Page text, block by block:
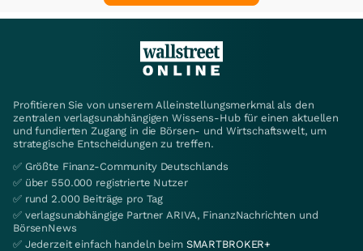
Profitieren Sie von unserem Alleinstellungsmerkmal als den
zentralen verlagsunabhängigen Wissens-Hub für einen aktuellen
und fundierten Zugang in die Börsen- und Wirtschaftswelt, um
strategische Entscheidungen zu treffen.
✅ Größte Finanz-Community Deutschlands
✅ über 550.000 registrierte Nutzer
✅ rund 2.000 Beiträge pro Tag
✅ verlagsunabhängige Partner ARIVA, FinanzNachrichten und
BörsenNews
✅ Jederzeit einfach handeln beim SMARTBROKER+